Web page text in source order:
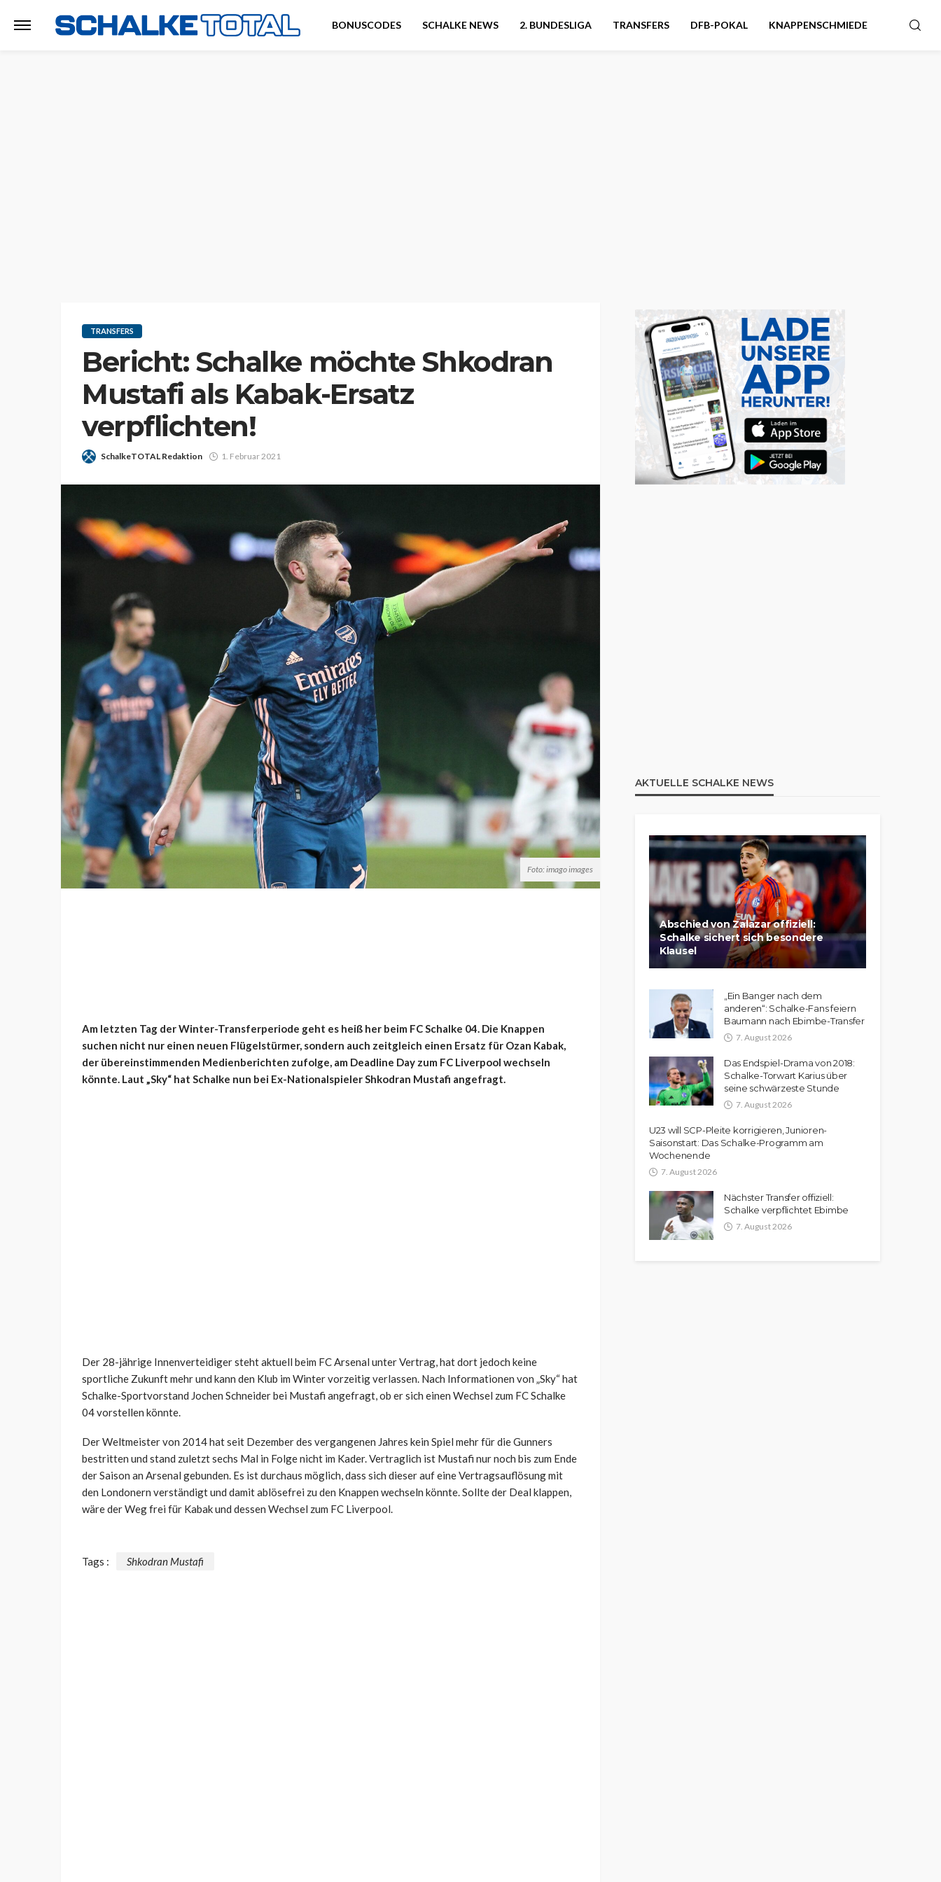
BONUSCODES SCHALKE NEWS 2. BUNDESLIGA TRANSFERS DFB-POKAL KNAPPENSCHMIEDE
TRANSFERS
Bericht: Schalke möchte Shkodran
Mustafi als Kabak-Ersatz
verpflichten!
SchalkeTOTAL Redaktion 1. Februar 2021
Foto: imago images
Am letzten Tag der Winter-Transferperiode geht es heiß her beim FC Schalke 04. Die Knappen
suchen nicht nur einen neuen Flügelstürmer, sondern auch zeitgleich einen Ersatz für Ozan Kabak,
der übereinstimmenden Medienberichten zufolge, am Deadline Day zum FC Liverpool wechseln
könnte. Laut „Sky“ hat Schalke nun bei Ex-Nationalspieler Shkodran Mustafi angefragt.
Der 28-jährige Innenverteidiger steht aktuell beim FC Arsenal unter Vertrag, hat dort jedoch keine
sportliche Zukunft mehr und kann den Klub im Winter vorzeitig verlassen. Nach Informationen von „Sky“ hat
Schalke-Sportvorstand Jochen Schneider bei Mustafi angefragt, ob er sich einen Wechsel zum FC Schalke
04 vorstellen könnte.
Der Weltmeister von 2014 hat seit Dezember des vergangenen Jahres kein Spiel mehr für die Gunners
bestritten und stand zuletzt sechs Mal in Folge nicht im Kader. Vertraglich ist Mustafi nur noch bis zum Ende
der Saison an Arsenal gebunden. Es ist durchaus möglich, dass sich dieser auf eine Vertragsauflösung mit
den Londonern verständigt und damit ablösefrei zu den Knappen wechseln könnte. Sollte der Deal klappen,
wäre der Weg frei für Kabak und dessen Wechsel zum FC Liverpool.
Tags : Shkodran Mustafi
AKTUELLE SCHALKE NEWS
Abschied von Zalazar offiziell:
Schalke sichert sich besondere
Klausel
„Ein Banger nach dem
anderen“: Schalke-Fans feiern
Baumann nach Ebimbe-Transfer
7. August 2026
Das Endspiel-Drama von 2018:
Schalke-Torwart Karius über
seine schwärzeste Stunde
7. August 2026
U23 will SCP-Pleite korrigieren, Junioren-
Saisonstart: Das Schalke-Programm am
Wochenende
7. August 2026
Nächster Transfer offiziell:
Schalke verpflichtet Ebimbe
7. August 2026